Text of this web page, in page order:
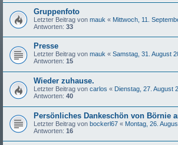
Gruppenfoto
Letzter Beitrag von mauk « Mittwoch, 11.
Antworten: 33
Presse
Letzter Beitrag von mauk « Samstag, 31. August
Antworten: 15
Wieder zuhause.
Letzter Beitrag von carlos « Dienstag, 27. August
Antworten: 40
Persönliches Dankeschön von Börnie
Letzter Beitrag von bockerl67 « Montag, 26.
Antworten: 16